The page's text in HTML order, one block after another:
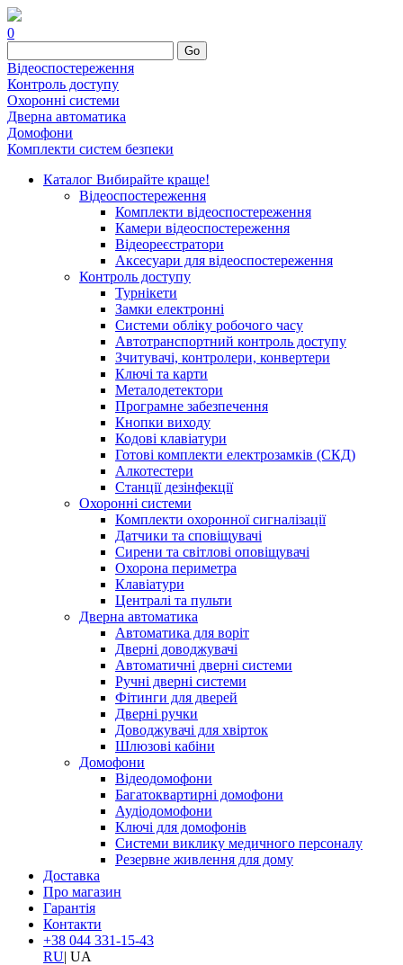
0
Go
Відеоспостереження
Контроль доступу
Охоронні системи
Дверна автоматика
Домофони
Комплекти систем безпеки
Каталог Вибирайте краще!
Відеоспостереження
Комплекти відеоспостереження
Камери відеоспостереження
Відеореєстратори
Аксесуари для відеоспостереження
Контроль доступу
Турнікети
Замки електронні
Системи обліку робочого часу
Автотранспортний контроль доступу
Зчитувачі, контролери, конвертери
Ключі та карти
Металодетектори
Програмне забезпечення
Кнопки виходу
Кодові клавіатури
Готові комплекти електрозамків (СКД)
Алкотестери
Станції дезінфекції
Охоронні системи
Комплекти охоронної сигналізації
Датчики та сповіщувачі
Сирени та світлові оповіщувачі
Охорона периметра
Клавіатури
Централі та пульти
Дверна автоматика
Автоматика для воріт
Дверні доводжувачі
Автоматичні дверні системи
Ручні дверні системи
Фітинги для дверей
Дверні ручки
Доводжувачі для хвірток
Шлюзові кабіни
Домофони
Відеодомофони
Багатоквартирні домофони
Аудіодомофони
Ключі для домофонів
Системи виклику медичного персоналу
Резервне живлення для дому
Доставка
Про магазин
Гарантія
Контакти
+38 044 331-15-43
RU| UA